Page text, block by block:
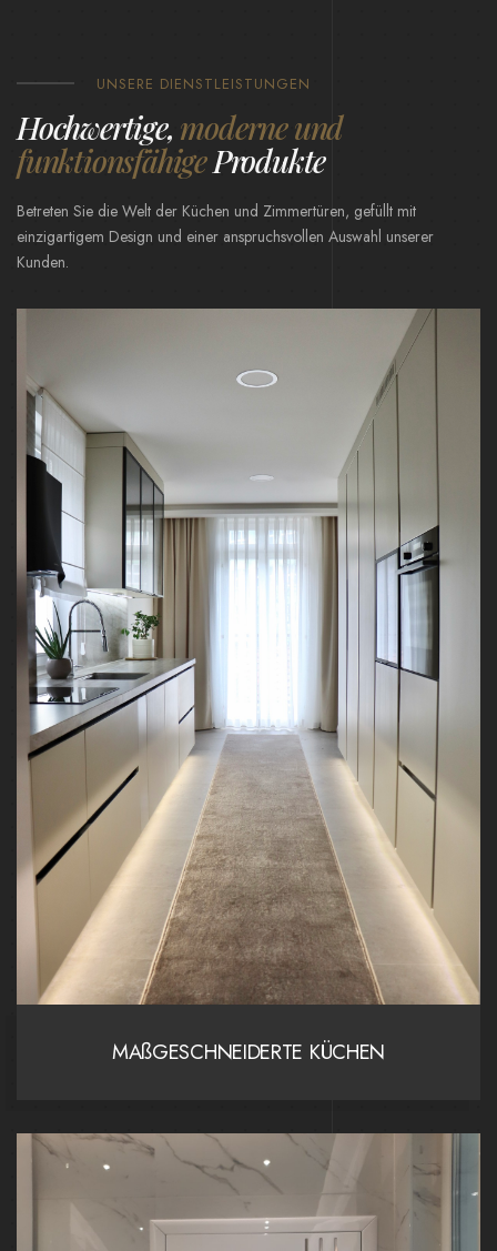
UNSERE DIENSTLEISTUNGEN
Hochwertige, moderne und
funktionsfähigeProdukte
Betreten Sie die Welt der Küchen und Zimmertüren, gefüllt mit
einzigartigem Design und einer anspruchsvollen Auswahl unserer
Kunden.
MAßGESCHNEIDERTE KÜCHEN